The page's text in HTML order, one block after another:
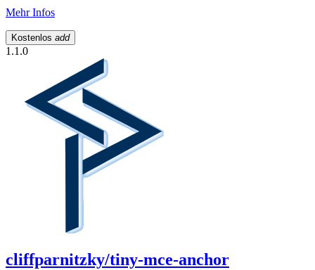
Mehr Infos
Kostenlos add
1.1.0
cliffparnitzky/tiny-mce-anchor